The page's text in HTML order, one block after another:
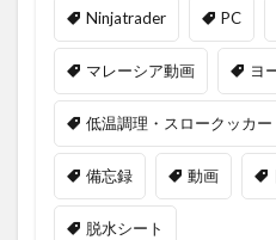
Ninjatrader PC
マレーシア動画 ヨ
低温調理・スロークッカー
備忘録 動画
脱水シート